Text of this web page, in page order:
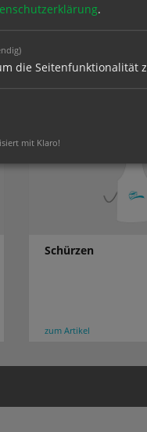
Schürzen
zum Artikel
.
die Seitenfunktionalität
mit Klaro!